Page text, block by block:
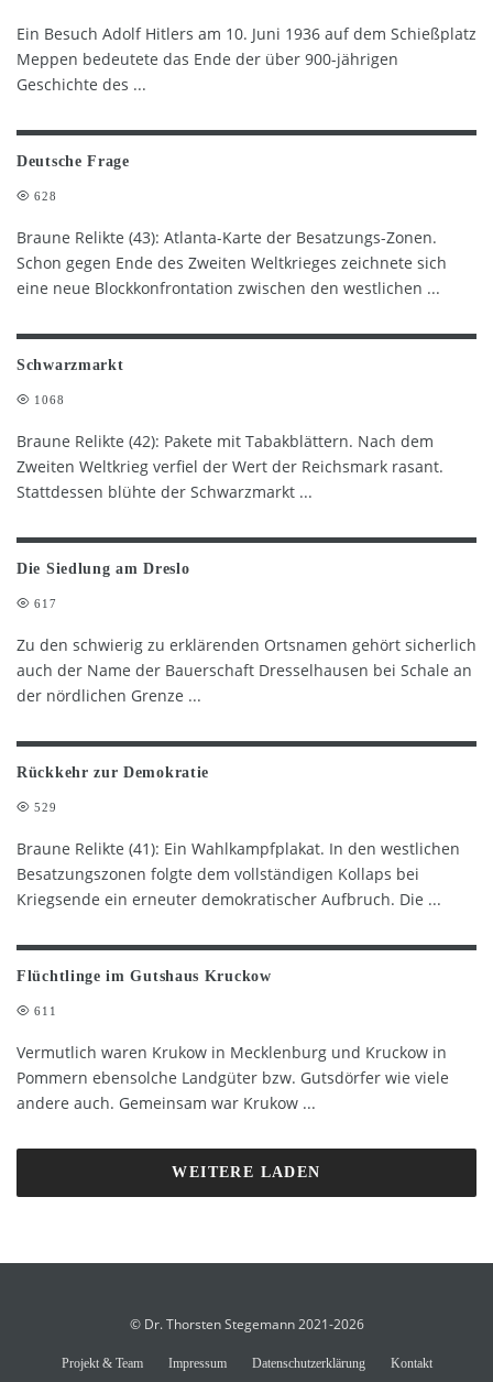
Ein Besuch Adolf Hitlers am 10. Juni 1936 auf dem Schießplatz
Meppen bedeutete das Ende der über 900-jährigen
Geschichte des ...
Deutsche Frage
628
Braune Relikte (43): Atlanta-Karte der Besatzungs-Zonen.
Schon gegen Ende des Zweiten Weltkrieges zeichnete sich
eine neue Blockkonfrontation zwischen den westlichen ...
Schwarzmarkt
1068
Braune Relikte (42): Pakete mit Tabakblättern. Nach dem
Zweiten Weltkrieg verfiel der Wert der Reichsmark rasant.
Stattdessen blühte der Schwarzmarkt ...
Die Siedlung am Dreslo
617
Zu den schwierig zu erklärenden Ortsnamen gehört sicherlich
auch der Name der Bauerschaft Dresselhausen bei Schale an
der nördlichen Grenze ...
Rückkehr zur Demokratie
529
Braune Relikte (41): Ein Wahlkampfplakat. In den westlichen
Besatzungszonen folgte dem vollständigen Kollaps bei
Kriegsende ein erneuter demokratischer Aufbruch. Die ...
Flüchtlinge im Gutshaus Kruckow
611
Vermutlich waren Krukow in Mecklenburg und Kruckow in
Pommern ebensolche Landgüter bzw. Gutsdörfer wie viele
andere auch. Gemeinsam war Krukow ...
WEITERE LADEN
© Dr. Thorsten Stegemann 2021-2026
Projekt & Team Impressum Datenschutzerklärung Kontakt